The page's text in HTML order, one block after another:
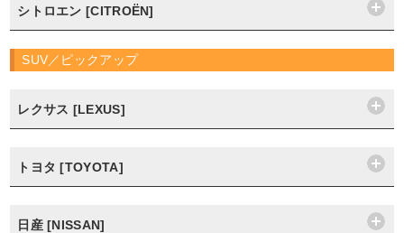
シトロエン [CITROËN]
SUV／ピックアップ
レクサス [LEXUS]
トヨタ [TOYOTA]
日産 [NISSAN]